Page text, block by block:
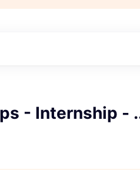
- Internship -